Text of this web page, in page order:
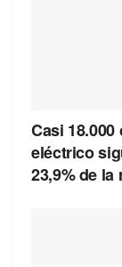
Casi
eléctrico
23,9% de